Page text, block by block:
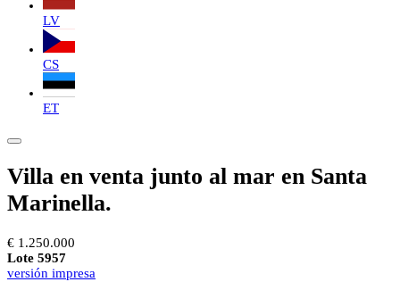
LV
CS
ET
Villa en venta junto al mar en Santa
Marinella.
€ 1.250.000
Lote 5957
versión impresa